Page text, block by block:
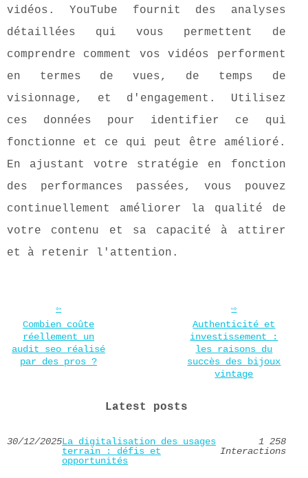
vidéos. YouTube fournit des analyses
détaillées qui vous permettent de
comprendre comment vos vidéos performent
en termes de vues, de temps de
visionnage, et d'engagement. Utilisez
ces données pour identifier ce qui
fonctionne et ce qui peut être amélioré.
En ajustant votre stratégie en fonction
des performances passées, vous pouvez
continuellement améliorer la qualité de
votre contenu et sa capacité à attirer
et à retenir l'attention.
Combien coûte
réellement un
audit seo réalisé
par des pros ?
Authenticité et
investissement :
les raisons du
succès des bijoux
vintage
Latest posts
30/12/2025La digitalisation des usages
terrain : défis et
opportunités
1 258
Interactions